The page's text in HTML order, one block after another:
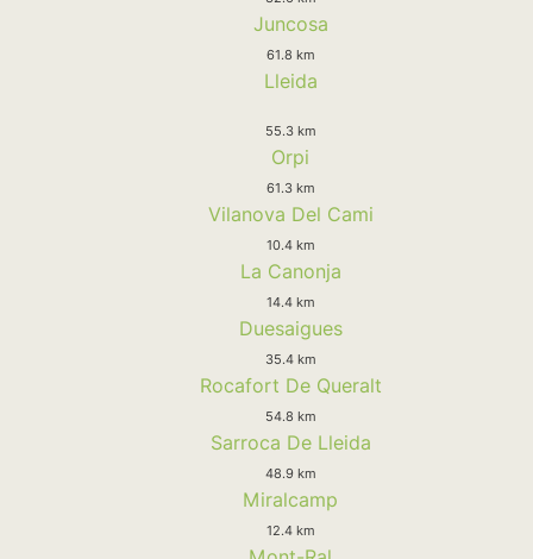
Juncosa
61.8 km
Lleida
55.3 km
Orpi
61.3 km
Vilanova Del Cami
10.4 km
La Canonja
14.4 km
Duesaigues
35.4 km
Rocafort De Queralt
54.8 km
Sarroca De Lleida
48.9 km
Miralcamp
12.4 km